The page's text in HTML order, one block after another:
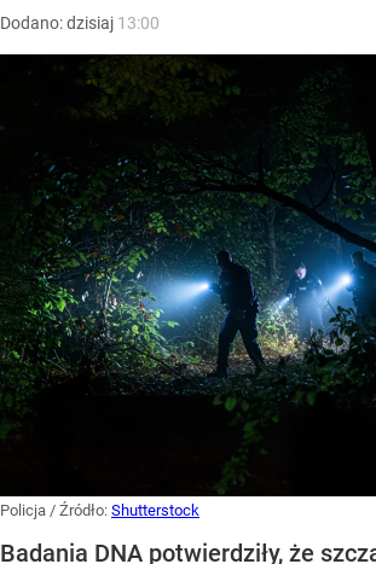
Dodano:dzisiaj 13:00
Policja / Źródło: Shutterstock
Badania DNA potwierdziły, że